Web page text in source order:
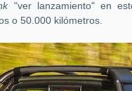
"ver lanzamiento" en
o 50.000 kilómetros.